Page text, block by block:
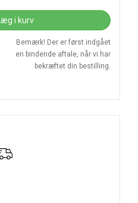
Læg i kurv
Bemærk! Der er først indgået
en bindende aftale, når vi har
bekræftet din bestilling.